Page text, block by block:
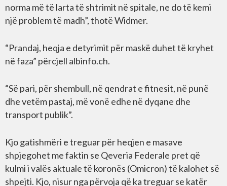
norma më të larta të shtrimit në spitale, ne do të kemi
një problem të madh”, thotë Widmer.
“Prandaj, heqja e detyrimit për maskë duhet të kryhet
në faza” përcjell albinfo.ch.
“Së pari, për shembull, në qendrat e fitnesit, në punë
dhe vetëm pastaj, më vonë edhe në dyqane dhe
transport publik”.
Kjo gatishmëri e treguar për heqjen e masave
shpjegohet me faktin se Qeveria Federale pret që
kulmi i valës aktuale të koronës (Omicron) të kalohet së
shpejti. Kjo, nisur nga përvoja që ka treguar se katër